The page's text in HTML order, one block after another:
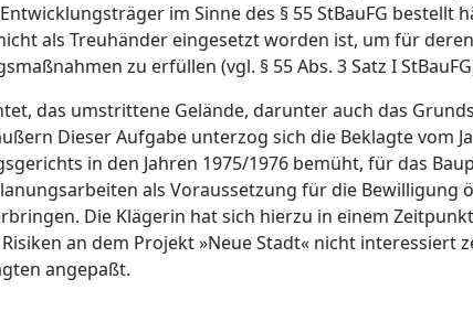
Entwicklungsträger im Sinne des § 55 StBauFG
als Treuhänder eingesetzt worden ist, um für
zu erfüllen (vgl. § 55 Abs. 3 Satz I
das umstrittene Gelände, darunter auch das
Dieser Aufgabe unterzog sich die Beklagte vom
in den Jahren 1975/1976 bemüht, für das
als Voraussetzung für die
Die Klägerin hat sich hierzu in einem
an dem Projekt »Neue Stadt« nicht interessiert
angepaßt.